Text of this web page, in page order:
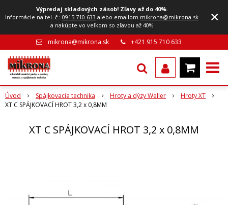
Výpredaj skladových zásob! Zľavy až do 40%.
Informácie na tel. č.:0915 710 633 alebo emailom mikrona@mikrona.sk
a nakúpte vo veľkom so zľavou až 40%
×
mikrona@mikrona.sk +421 915 710 633
Úvod Spájkovacia technika Hroty a dýzy Weller
Hroty XT
XT C SPÁJKOVACÍ HROT 3,2 x 0,8MM
XT C SPÁJKOVACÍ HROT 3,2 x 0,8MM